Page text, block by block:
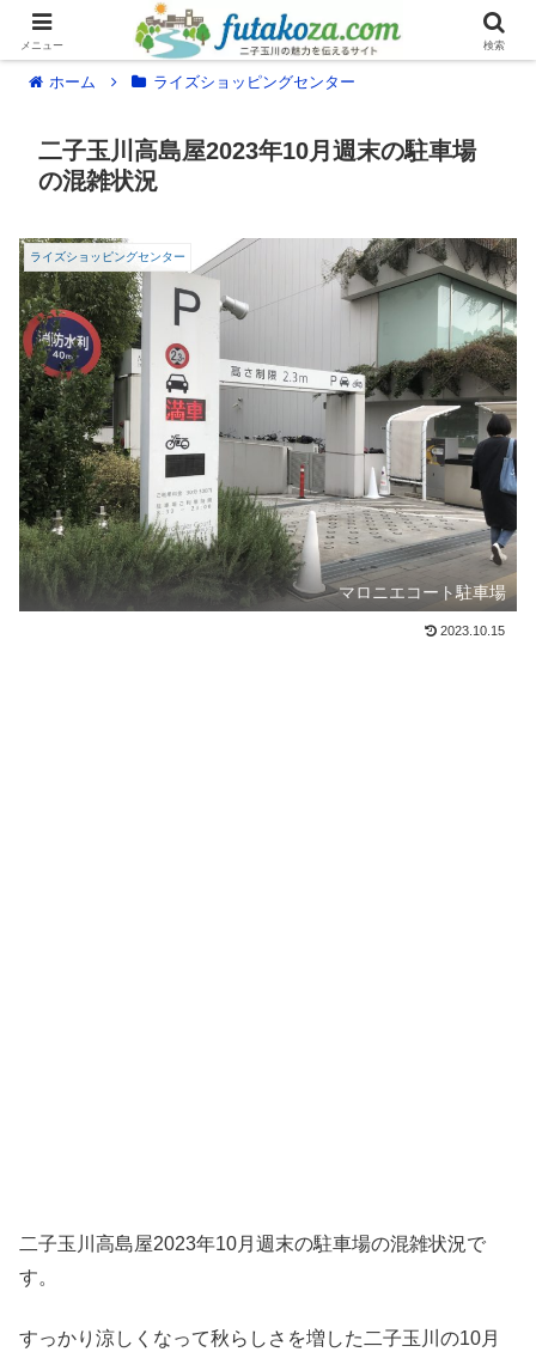
ホーム ライズショッピングセンター
二子玉川高島屋2023年10月週末の駐車場
の混雑状況
ライズショッピングセンター
マロニエコート駐車場
2023.10.15
二子玉川高島屋2023年10月週末の駐車場の混雑状況で
す。
すっかり涼しくなって秋らしさを増した二子玉川の10月
メニュー 検索